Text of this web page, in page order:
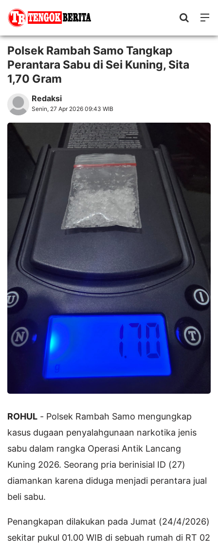
Polsek Rambah Samo Tangkap
Perantara Sabu di Sei Kuning, Sita
1,70 Gram
Redaksi
Senin, 27 Apr 2026 09:43 WIB
ROHUL - Polsek Rambah Samo mengungkap
kasus dugaan penyalahgunaan narkotika jenis
sabu dalam rangka Operasi Antik Lancang
Kuning 2026. Seorang pria berinisial ID (27)
diamankan karena diduga menjadi perantara jual
beli sabu.
Penangkapan dilakukan pada Jumat (24/4/2026)
sekitar pukul 01.00 WIB di sebuah rumah di RT 02